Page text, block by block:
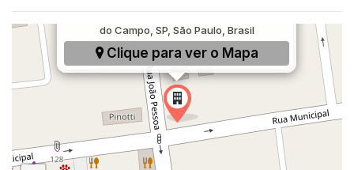
Rua João Pessoa, 395, Centro, São Bernardo
do Campo, SP, São Paulo, Brasil
Clique para ver o Mapa